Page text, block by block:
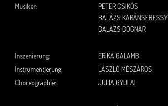
Musiker:
PETER CSIKÓS
BALÁZS KARÁNSEBESSY
BALÁZS BOGNÁR
Inszenierung:
ERIKA GALAMB
Instrumentierung:
LÁSZLÓ MÉSZÁROS
Choreographie:
JULIA GYULAI